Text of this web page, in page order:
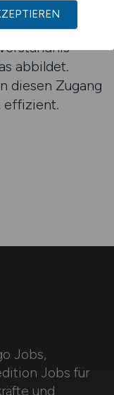
folgt anderen
hier sucht,
–
abbildet.
diesen Zugang
effizient.
Jobs,
Jobs für
und